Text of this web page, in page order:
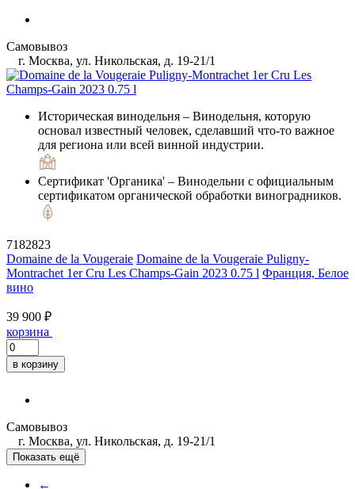
Самовывоз
г. Москва, ул. Никольская, д. 19-21/1
Историческая винодельня – Винодельня, которую
основал известный человек, сделавший что-то важное
для региона или всей винной индустрии.
Сертификат 'Органика' – Винодельни с официальным
сертификатом органической обработки виноградников.
7182823
Domaine de la Vougeraie Domaine de la Vougeraie Puligny-
Montrachet 1er Cru Les Champs-Gain 2023 0.75 l Франция, Белое
вино
39 900 ₽
корзина
в корзину
Самовывоз
г. Москва, ул. Никольская, д. 19-21/1
Показать ещё
←